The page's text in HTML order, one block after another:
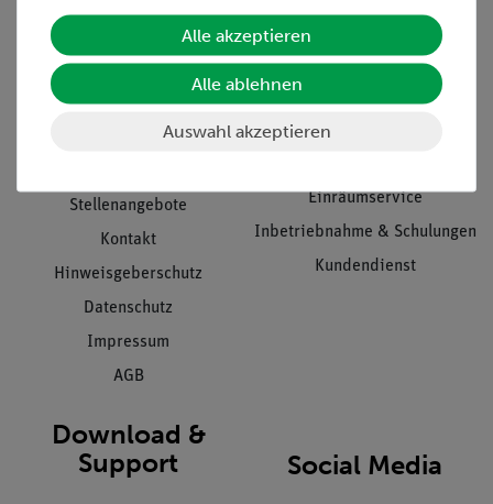
Informationen
Unternehmen
Projekte und Lösungen
Stellenangebote
Kontakt
Hinweisgeberschutz
Datenschutz
Impressum
AGB
Übersicht Service
Beratung & Showroom
Einräumservice
Inbetriebnahme & Schulungen
Kundendienst
Download &
Support
Social Media
Alle akzeptieren
Alle ablehnen
Auswahl akzeptieren